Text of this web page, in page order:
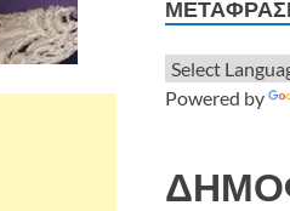
Powered by